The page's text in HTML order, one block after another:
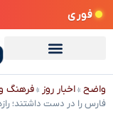
فوری
واضح »اخبار روز »فرهنگ
فارس را در دست داشتند؛